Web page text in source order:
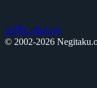
お問い合わせ
© 2002-2026